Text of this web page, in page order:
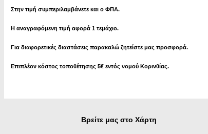
Στην τιμή συμπεριλαμβάνετε και ο ΦΠΑ.
Η αναγραφόμενη τιμή αφορά 1 τεμάχιο.
Για διαφορετικές διαστάσεις παρακαλώ ζητείστε μας προσφορά.
Επιπλέον κόστος τοποθέτησης 5€ εντός νομού Κορινθίας.
Βρείτε μας στο Χάρτη